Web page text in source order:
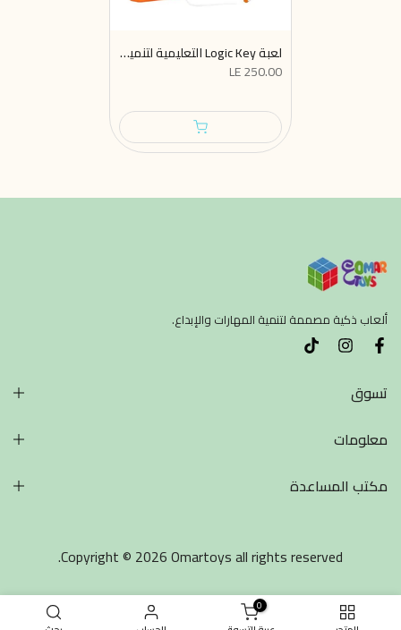
لعبة Logic Key التعليمية لتنمية التفكير والتركيز
LE 250.00
ألعاب ذكية مصممة لتنمية المهارات والإبداع.
تسوق
معلومات
مكتب المساعدة
Copyright © 2026 Omartoys all rights reserved.
0